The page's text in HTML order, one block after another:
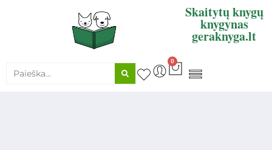
Skaitytų knygų
knygynas
geraknyga.lt
0